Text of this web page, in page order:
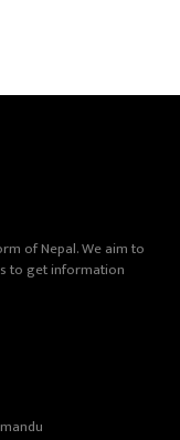
of Nepal. We aim to
to get information